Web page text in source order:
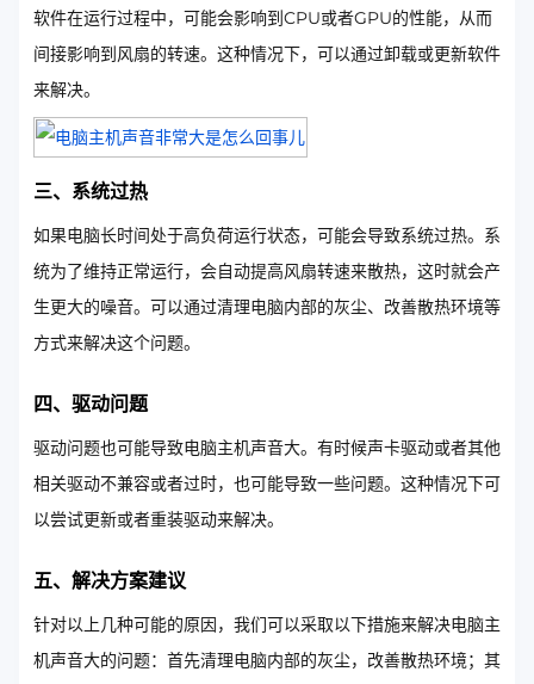
软件在运行过程中，可能会影响到CPU或者GPU的性能，从而
间接影响到风扇的转速。这种情况下，可以通过卸载或更新软件
来解决。
三、系统过热
如果电脑长时间处于高负荷运行状态，可能会导致系统过热。系
统为了维持正常运行，会自动提高风扇转速来散热，这时就会产
生更大的噪音。可以通过清理电脑内部的灰尘、改善散热环境等
方式来解决这个问题。
四、驱动问题
驱动问题也可能导致电脑主机声音大。有时候声卡驱动或者其他
相关驱动不兼容或者过时，也可能导致一些问题。这种情况下可
以尝试更新或者重装驱动来解决。
五、解决方案建议
针对以上几种可能的原因，我们可以采取以下措施来解决电脑主
机声音大的问题：首先清理电脑内部的灰尘，改善散热环境；其